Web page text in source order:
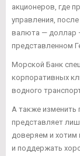
акционеров, где
управления,
валюта — доллар
представленном
Морской Банк
корпоративных
водного
А также изменить
представляет
доверяем и хотим
и поддержать